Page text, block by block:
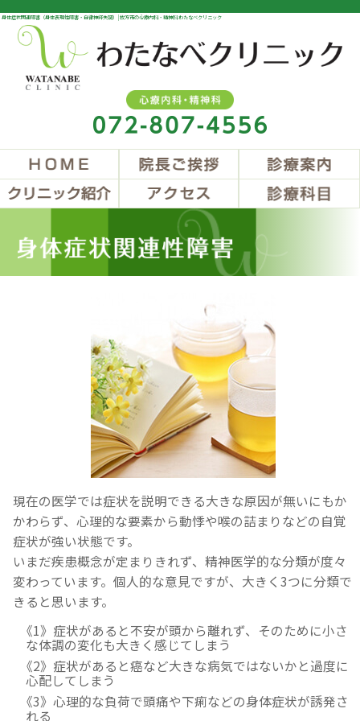
身体症状関連障害（身体表現性障害・自律神経失調） | 枚方市の心療内科・精神科 わたなべクリニック
現在の医学では症状を説明できる大きな原因が無いにもか
かわらず、心理的な要素から動悸や喉の詰まりなどの自覚
症状が強い状態です。
いまだ疾患概念が定まりきれず、精神医学的な分類が度々
変わっています。個人的な意見ですが、大きく3つに分類で
きると思います。
《1》症状があると不安が頭から離れず、そのために小さ
な体調の変化も大きく感じてしまう
《2》症状があると癌など大きな病気ではないかと過度に
心配してしまう
《3》心理的な負荷で頭痛や下痢などの身体症状が誘発さ
れる